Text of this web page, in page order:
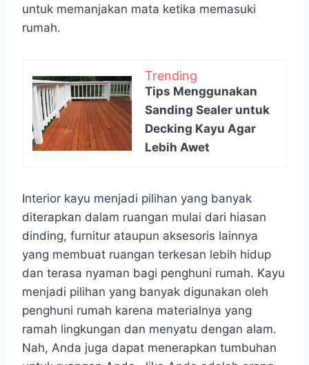
untuk memanjakan mata ketika memasuki
rumah.
Trending
Tips Menggunakan
Sanding Sealer untuk
Decking Kayu Agar
Lebih Awet
Interior kayu menjadi pilihan yang banyak
diterapkan dalam ruangan mulai dari hiasan
dinding, furnitur ataupun aksesoris lainnya
yang membuat ruangan terkesan lebih hidup
dan terasa nyaman bagi penghuni rumah. Kayu
menjadi pilihan yang banyak digunakan oleh
penghuni rumah karena materialnya yang
ramah lingkungan dan menyatu dengan alam.
Nah, Anda juga dapat menerapkan tumbuhan